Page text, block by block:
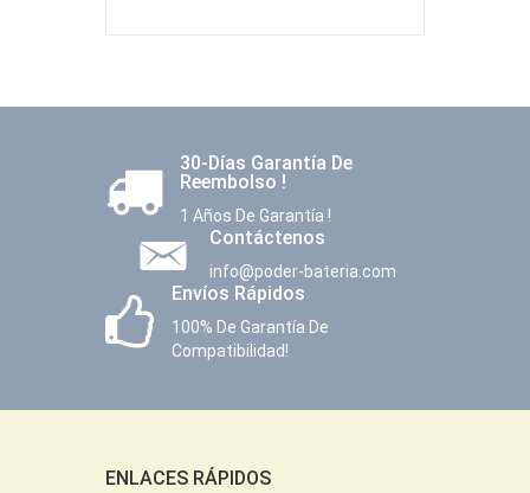
30-Días Garantía De
Reembolso !
1 Años De Garantía !
Contáctenos
info@poder-bateria.com
Envíos Rápidos
100% De Garantía De
Compatibilidad!
ENLACES RÁPIDOS